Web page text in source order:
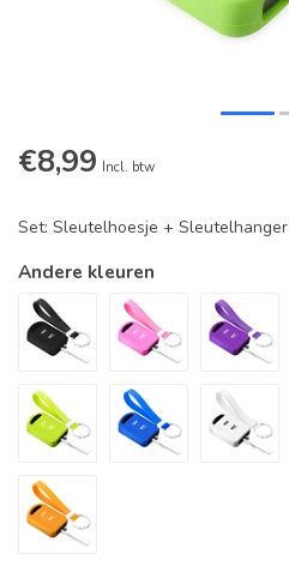
€8,99 Incl. btw
Set: Sleutelhoesje + Sleutelhanger
Andere kleuren